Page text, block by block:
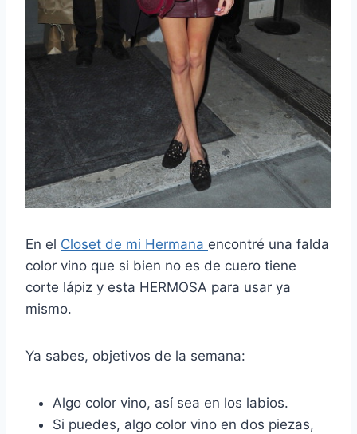
En el Closet de mi Hermana encontré una falda
color vino que si bien no es de cuero tiene
corte lápiz y esta HERMOSA para usar ya
mismo.
Ya sabes, objetivos de la semana:
Algo color vino, así sea en los labios.
Si puedes, algo color vino en dos piezas,